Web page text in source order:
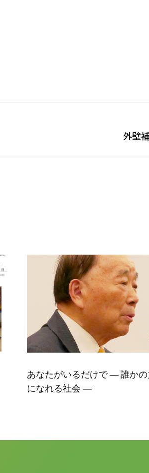
外壁
あなたがいるだけで ― 誰かの
になれる社会 ―